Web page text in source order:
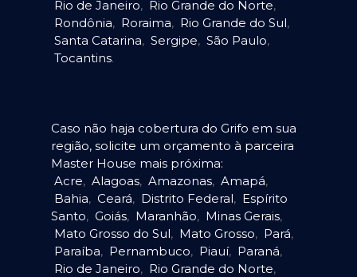
Rio de Janeiro, Rio Grande do Norte,
Rondônia, Roraima, Rio Grande do Sul,
Santa Catarina, Sergipe, São Paulo,
Tocantins.
Caso não haja cobertura do Grifo em sua
região, solicite um orçamento à parceira
Master House mais próxima:
Acre, Alagoas, Amazonas, Amapá,
Bahia, Ceará, Distrito Federal, Espírito
Santo, Goiás, Maranhão, Minas Gerais,
Mato Grosso do Sul, Mato Grosso, Pará,
Paraíba, Pernambuco, Piauí, Paraná,
Rio de Janeiro, Rio Grande do Norte,